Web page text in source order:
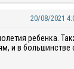
20/08/2021
ребенка.
и в большинстве